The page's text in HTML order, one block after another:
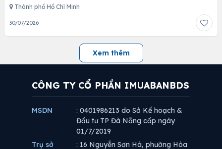
Thành phố Hồ Chí Minh
30/07/2026
Xem thêm
CÔNG TY CỔ PHẦN IMUABANBDS
MSDN
: 0401986213 do Sở Kế hoạch &
Đầu tư TP Đà Nẵng cấp ngày
01/7/2019
Trụ sở
: 16 Nguyễn Sơn Hà, phường Hòa